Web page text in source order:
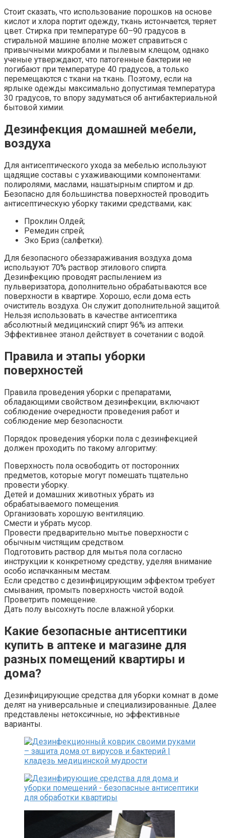
Стоит сказать, что использование порошков на основе
кислот и хлора портит одежду, ткань истончается, теряет
цвет. Стирка при температуре 60–90 градусов в
стиральной машине вполне может справиться с
привычными микробами и пылевым клещом, однако
ученые утверждают, что патогенные бактерии не
погибают при температуре 40 градусов, а только
перемещаются с ткани на ткань. Поэтому, если на
ярлыке одежды максимально допустимая температура
30 градусов, то впору задуматься об антибактериальной
бытовой химии.
Дезинфекция домашней мебели,
воздуха
Для антисептического ухода за мебелью используют
щадящие составы с ухаживающими компонентами:
полиролями, маслами, нашатырным спиртом и др.
Безопасно для большинства поверхностей проводить
антисептическую уборку такими средствами, как:
Проклин Олдей;
Ремедин спрей;
Эко Бриз (салфетки).
Для безопасного обеззараживания воздуха дома
используют 70% раствор этилового спирта.
Дезинфекцию проводят распылением из
пульверизатора, дополнительно обрабатываются все
поверхности в квартире. Хорошо, если дома есть
очиститель воздуха. Он служит дополнительной защитой.
Нельзя использовать в качестве антисептика
абсолютный медицинский спирт 96% из аптеки.
Эффективнее этанол действует в сочетании с водой.
Правила и этапы уборки
поверхностей
Правила проведения уборки с препаратами,
обладающими свойством дезинфекции, включают
соблюдение очередности проведения работ и
соблюдение мер безопасности.
Порядок проведения уборки пола с дезинфекцией
должен проходить по такому алгоритму:
Поверхность пола освободить от посторонних
предметов, которые могут помешать тщательно
провести уборку.
Детей и домашних животных убрать из
обрабатываемого помещения.
Организовать хорошую вентиляцию.
Смести и убрать мусор.
Провести предварительно мытье поверхности с
обычным чистящим средством.
Подготовить раствор для мытья пола согласно
инструкции к конкретному средству, уделяя внимание
особо испачканным местам.
Если средство с дезинфицирующим эффектом требует
смывания, промыть поверхность чистой водой.
Проветрить помещение.
Дать полу высохнуть после влажной уборки.
Какие безопасные антисептики
купить в аптеке и магазине для
разных помещений квартиры и
дома?
Дезинфицирующие средства для уборки комнат в доме
делят на универсальные и специализированные. Далее
представлены нетоксичные, но эффективные
варианты.